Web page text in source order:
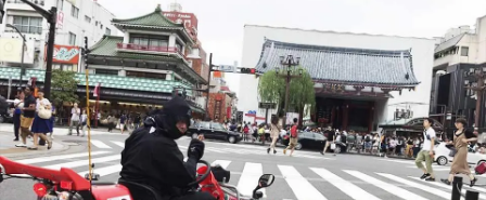
हमारे बारे में विशेषताएँ कीमत
पहुंच वॉयस FAQ
कंपनी बुकिंग
शाखा बदलें
टोक्यो शिनागावा #1 टोक्यो अकीहबारा#1